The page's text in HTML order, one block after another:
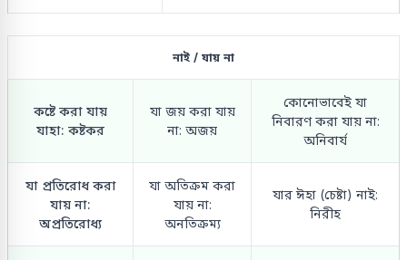
নাই / যায় না
কষ্টে করা যায়
যাহা: কষ্টকর
যা জয় করা যায়
না: অজয়
কোনোভাবেই যা
নিবারণ করা যায় না:
অনিবার্য
যা প্রতিরোধ করা
যায় না:
অপ্রতিরোধ্য
যা অতিক্রম করা
যায় না:
অনতিক্রম্য
যার ঈহা (চেষ্টা) নাই:
নিরীহ